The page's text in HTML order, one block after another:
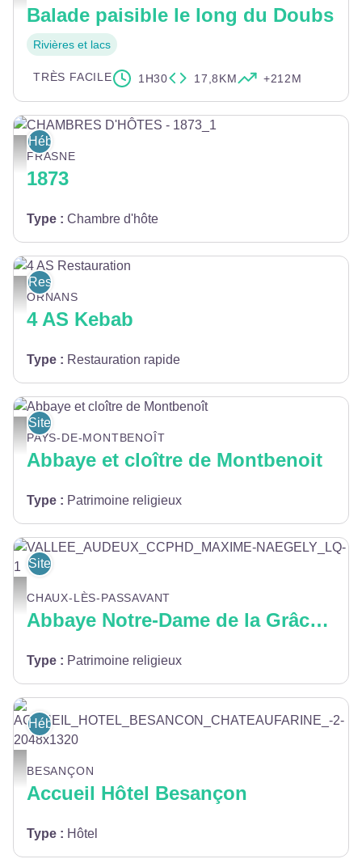
Balade paisible le long du Doubs
Rivières et lacs
TRÈS FACILE 1H30 17,8KM +212M
CHAMBRES D'HÔTES - 1873_1 - CHAMBRES D'HÔTES - 1873
Hébergement
FRASNE
1873
Type : Chambre d'hôte
4 AS Restauration - Web Évolution
Restaurants
ORNANS
4 AS Kebab
Type : Restauration rapide
Abbaye et cloître de Montbenoît - OTPHD
Sites et lieux de visites
PAYS-DE-MONTBENOÎT
Abbaye et cloître de Montbenoit
Type : Patrimoine religieux
VALLEE_AUDEUX_CCPHD_MAXIME-NAEGELY_LQ-1 -
Sites et lieux de visites
CHAUX-LÈS-PASSAVANT
Abbaye Notre-Dame de la Grâce-Dieu
Type : Patrimoine religieux
ACCUEIL_HOTEL_BESANCON_CHATEAUFARINE_-2-2048x1320 -
Hébergement
BESANÇON
Accueil Hôtel Besançon
Type : Hôtel